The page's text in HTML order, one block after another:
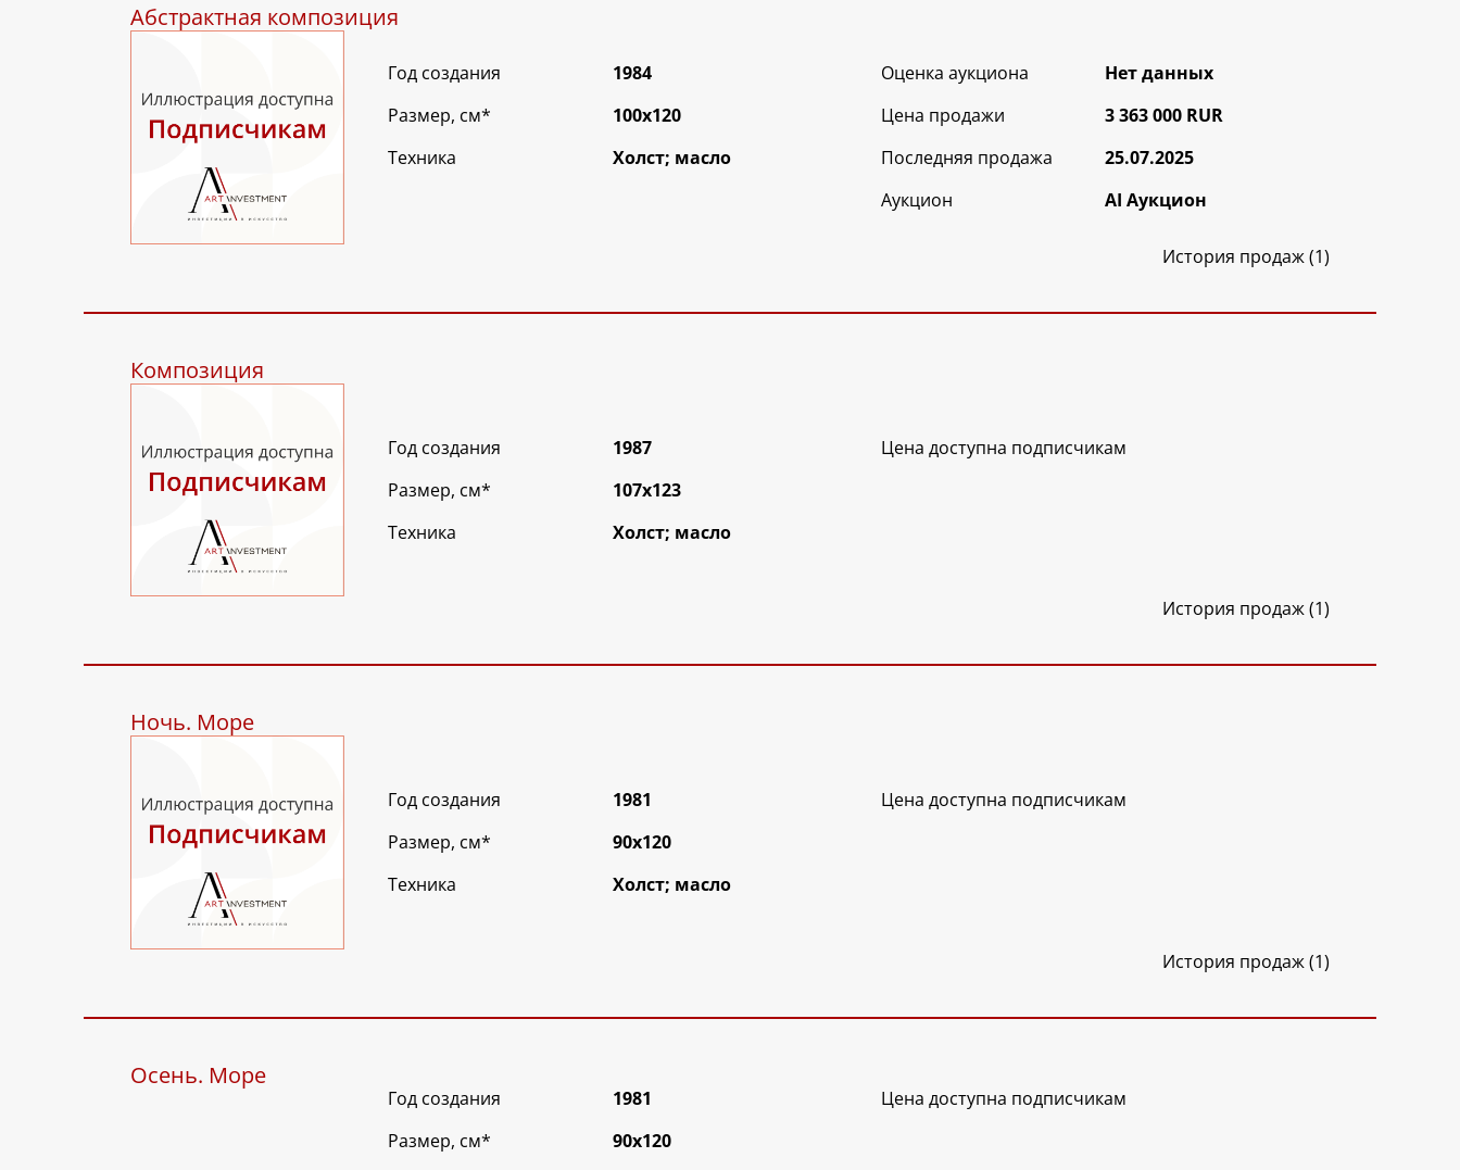
Абстрактная композиция
Год создания
1984
Размер, см*
100х120
Техника
Холст; масло
Оценка аукциона
Нет данных
Цена продажи
3 363 000 RUR
Последняя продажа
25.07.2025
Аукцион
AI Аукцион
История продаж (1)
Композиция
Год создания
1987
Размер, см*
107х123
Техника
Холст; масло
Цена доступна подписчикам
История продаж (1)
Ночь. Море
Год создания
1981
Размер, см*
90х120
Техника
Холст; масло
Цена доступна подписчикам
История продаж (1)
Осень. Море
Год создания
1981
Размер, см*
90х120
Цена доступна подписчикам